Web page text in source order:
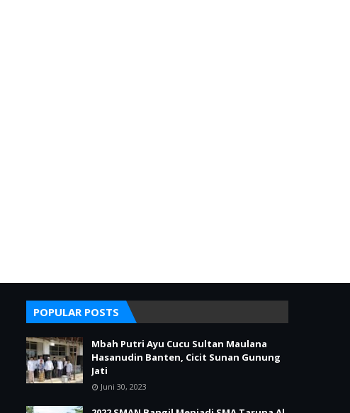
POPULAR POSTS
Mbah Putri Ayu Cucu Sultan Maulana
Hasanudin Banten, Cicit Sunan Gunung
Jati
Juni 30, 2023